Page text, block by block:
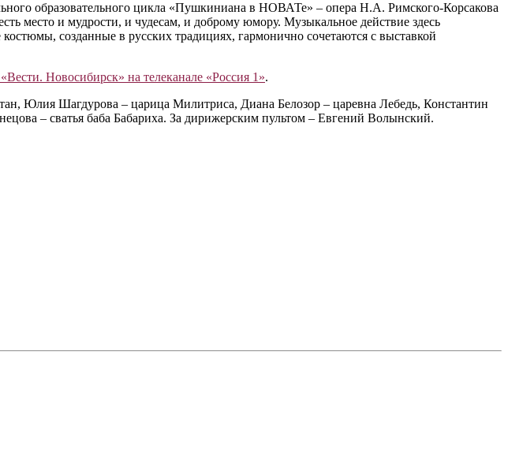
образовательного цикла «Пушкиниана в НОВАТе» ‒ опера Н.А. Римского-Корсакова
место и мудрости, и чудесам, и доброму юмору. Музыкальное действие здесь
созданные в русских традициях, гармонично сочетаются с выставкой
Новосибирск» на телеканале «Россия 1».
Юлия Шагдурова ‒ царица Милитриса, Диана Белозор ‒ царевна Лебедь, Константин
‒ сватья баба Бабариха. За дирижерским пультом ‒ Евгений Волынский.